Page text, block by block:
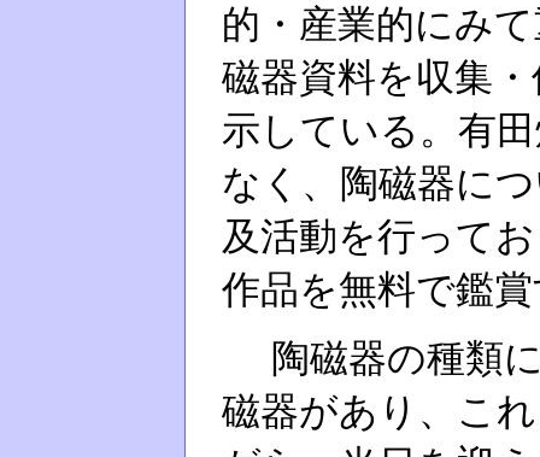
的・産業的にみ
磁器資料を収集
示している。有
なく、陶磁器に
及活動を行って
作品を無料で鑑
陶磁器の種類
磁器があり、こ